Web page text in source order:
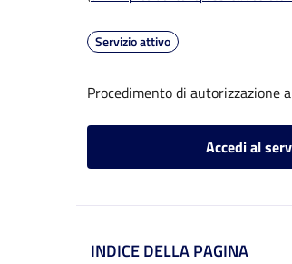
Servizio attivo
Procedimento di autorizzazione
Accedi al
INDICE DELLA PAGINA